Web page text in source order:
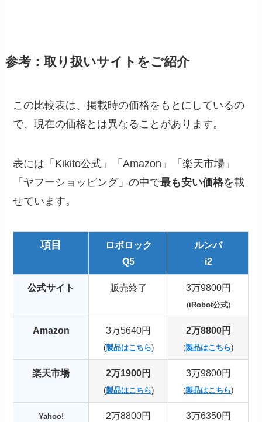
参考：取り扱いサイトをご紹介
この比較表は、掲載時の価格をもとにしているの
で、現在の価格とは異なることがあります。
表には「Kikito公式」「Amazon」「楽天市場」
「ヤフーショッピング」の中で最も安い価格を載
せています。
項目
ロボロック
Q5
ルンバ
i2
公式サイト 販売終了 3万9800円
(iRobot公式)
Amazon 3万5640円
(製品はこちら)
2万8800円
(製品はこちら)
楽天市場 2万1900円
(製品はこちら)
3万9800円
(製品はこちら)
Yahoo!
2万8800円 3万6350円